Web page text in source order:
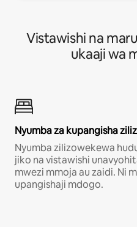
Vistawishi na
ukaaji wa
Nyumba za kupangisha
Nyumba zilizowekewa
jiko na vistawishi
mwezi mmoja au zaidi. Ni
upangishaji mdogo.